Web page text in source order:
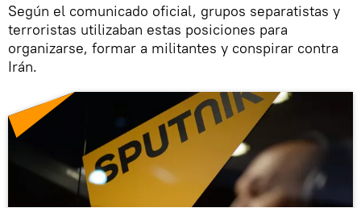
Según el comunicado oficial, grupos separatistas y
terroristas utilizaban estas posiciones para
organizarse, formar a militantes y conspirar contra
Irán.